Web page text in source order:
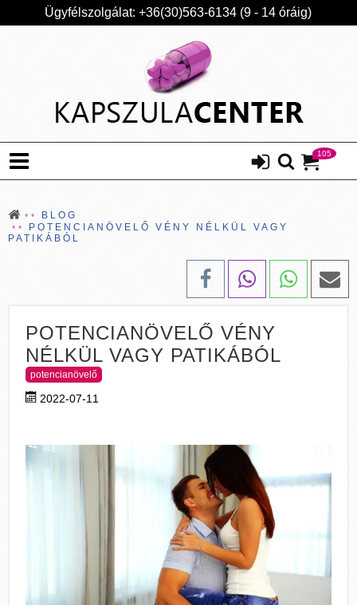
Ügyfélszolgálat: +36(30)563-6134 (9 - 14 óráig)
105
BLOG
POTENCIANÖVELŐ VÉNY NÉLKÜL VAGY
PATIKÁBÓL
POTENCIANÖVELŐ VÉNY
NÉLKÜL VAGY PATIKÁBÓL
potencianövelő
2022-07-11